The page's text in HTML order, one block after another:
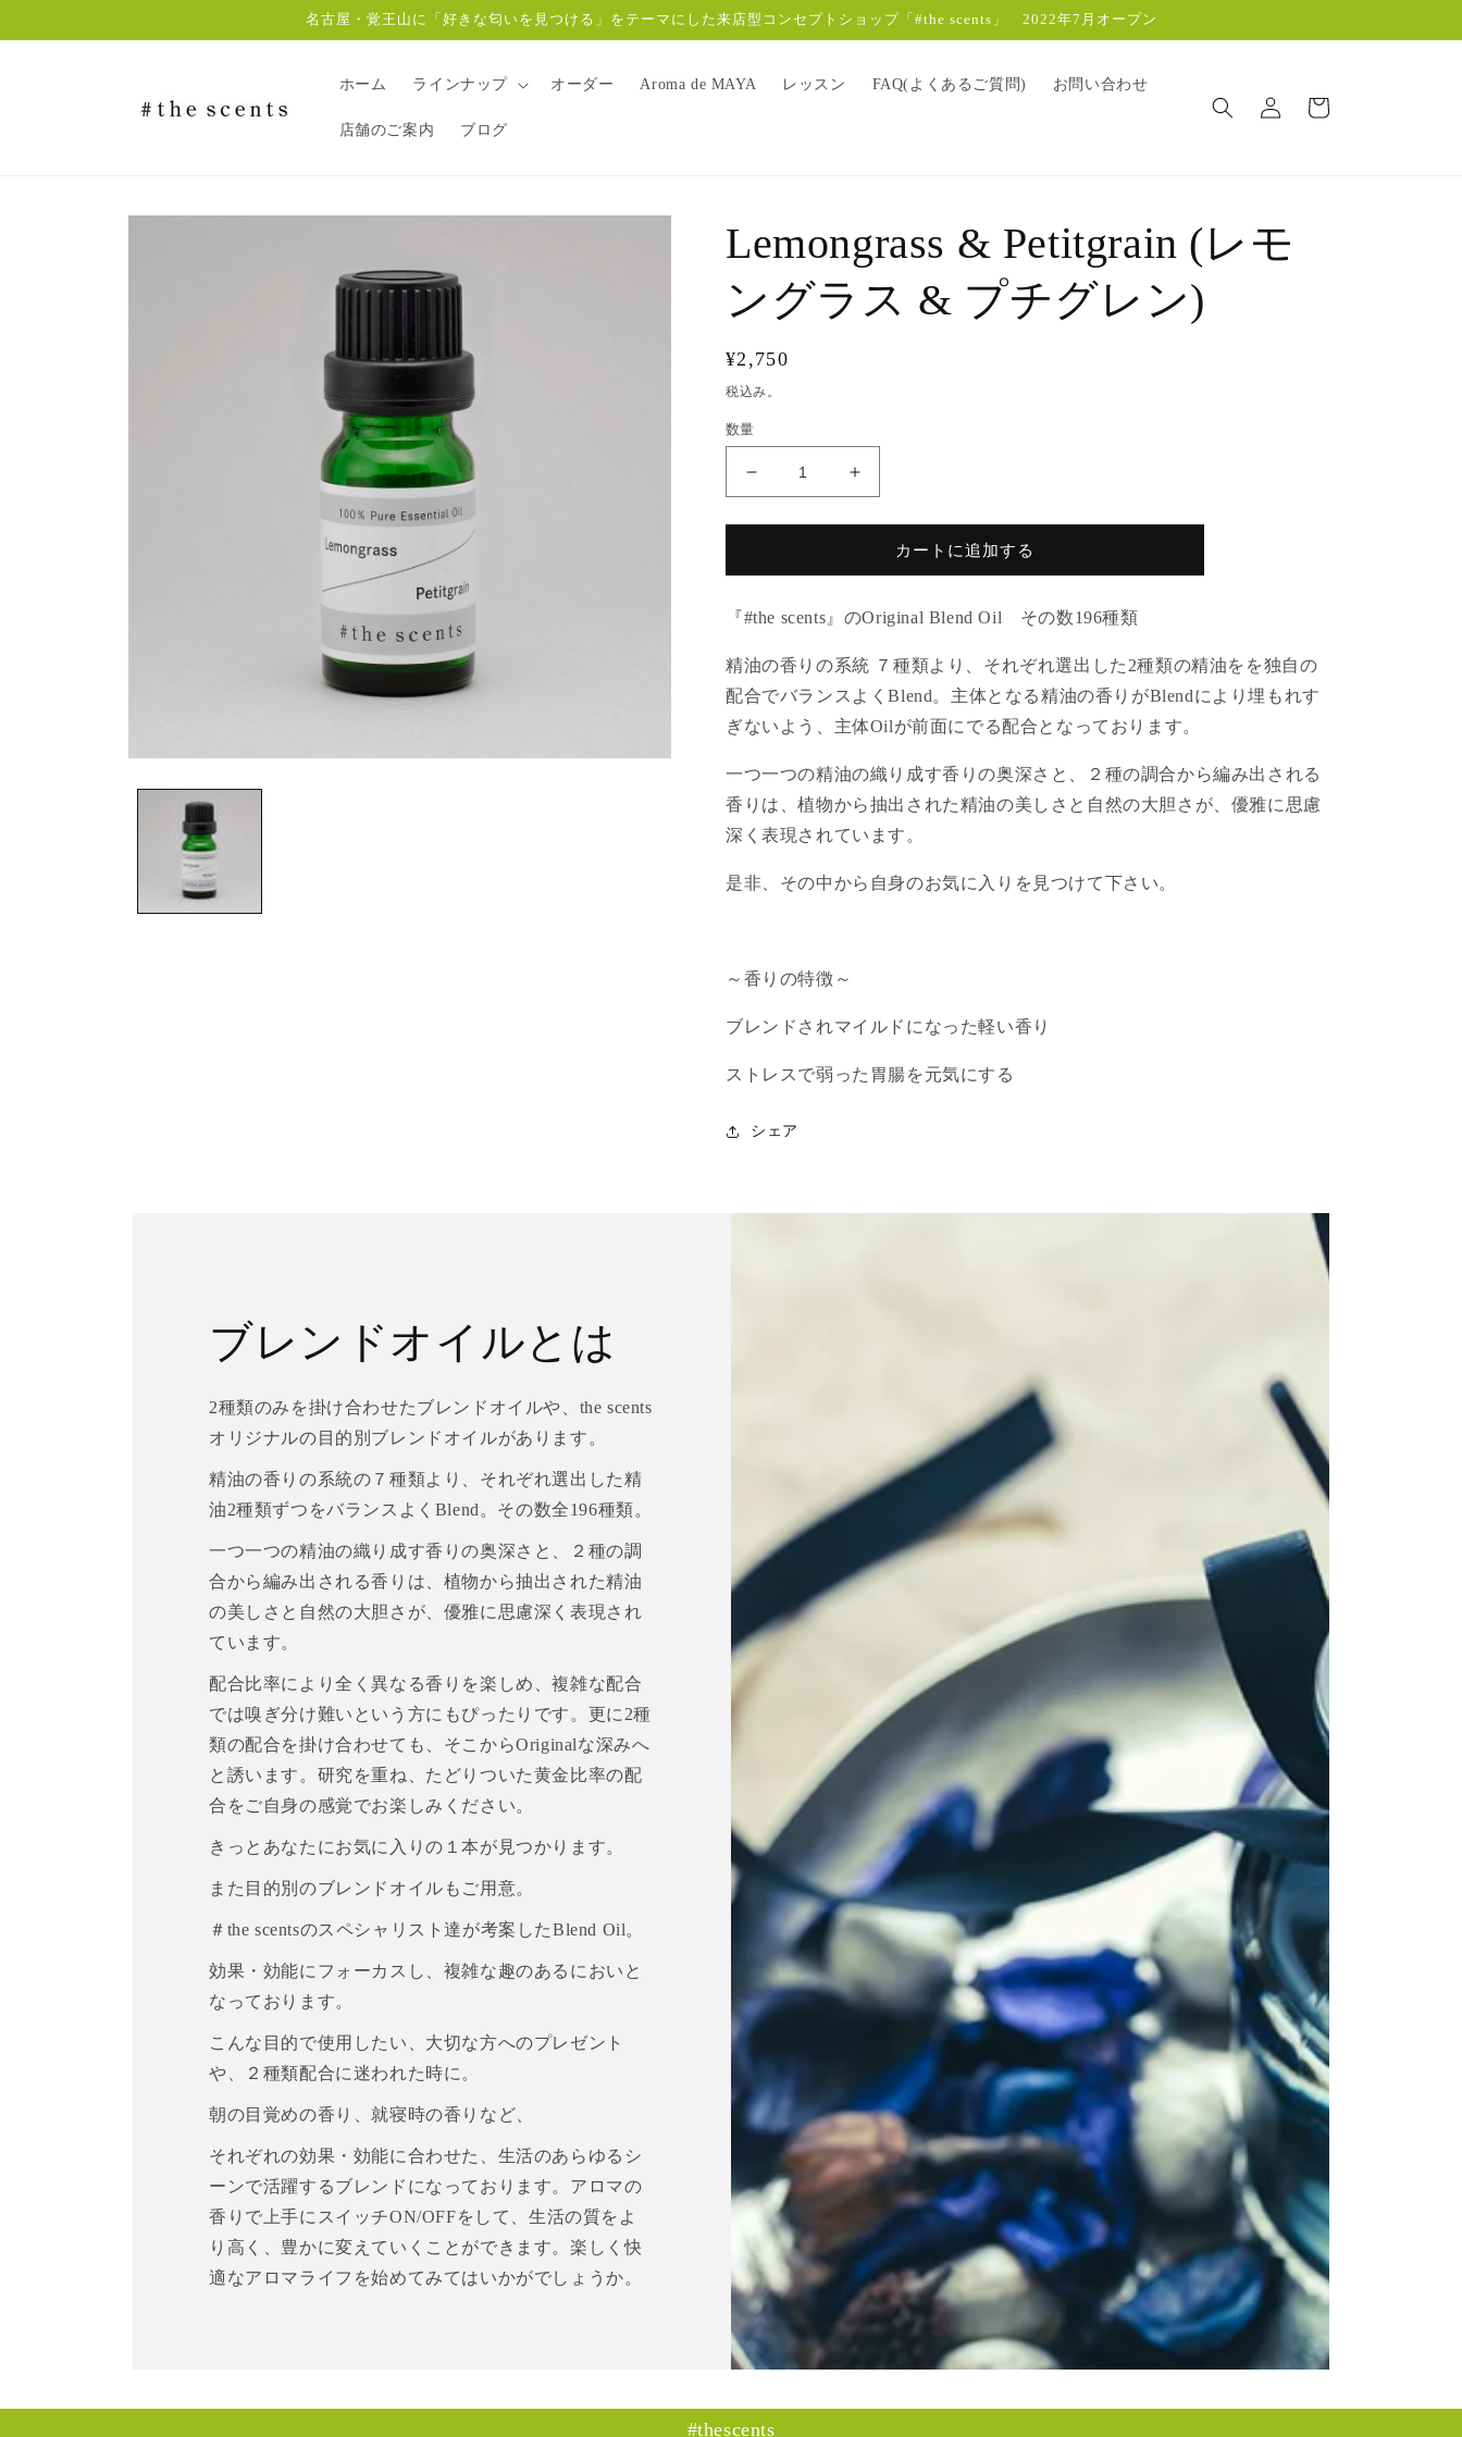
進む
名古屋・覚王山に「好きな匂いを見つける」をテーマにした来店型コンセプトショップ「#the scents」 2022年7月オープン
ホーム ラインナップ オーダー Aroma de MAYA レッスン FAQ(よくあるご質問) お問い合わせ
店舗のご案内 ブログ
グ
イ
ー
商品情
ー
Lemongrass & Petitgrain (レモ
ングラス & プチグレン)
通
常
価
格
¥2,750
税込み。
数量
Lemongrass
&amp;
Petitgrain
モ
グ
ラ
ス
&amp;
プ
グ
レ
ン)
数
減
ら
す
Lemongrass
&amp;
Petitgrain
モ
グ
ラ
&amp;
プ
グ
レ
ン)
数
す
カートに追加する
『#the scents 』のOriginal Blend Oil その数196種類
精油の香りの系統 ７種類より、それぞれ選出した 2種類の精油をを独自の
配合でバランスよくBlend。主体となる精油の香りがBlendにより埋もれす
ぎないよう、主体Oilが前面にでる配合となっております。
一つ一つの精油の織り成す香りの奥深さと、２種の調合から編み出される
香りは、植物から抽出された精油の美しさと自然の大胆さが、優雅に思慮
深く表現されています。
是非、その中から自身のお気に入りを見つけて下さい。
～香りの特徴～
ブレンドされマイルドになった軽い香り
ストレスで弱った胃腸を元気にする
シェア
ブレンドオイルとは
2種類のみを掛け合わせたブレンドオイルや、the scents
オリジナルの目的別ブレンドオイルがあります。
精油の香りの系統の７種類より、それぞれ選出した精
油2種類ずつをバランスよくBlend。その数全196種類。
一つ一つの精油の織り成す香りの奥深さと、２種の調
合から編み出される香りは、植物から抽出された精油
の美しさと自然の大胆さが、優雅に思慮深く表現され
ています。
配合比率により全く異なる香りを楽しめ、複雑な配合
では嗅ぎ分け難いという方にもぴったりです。更に2種
類の配合を掛け合わせても、そこからOriginalな深みへ
と誘います。研究を重ね、たどりついた黄金比率の配
合をご自身の感覚でお楽しみください。
きっとあなたにお気に入りの１本が見つかります。
また目的別のブレンドオイルもご用意。
＃the scentsのスペシャリスト達が考案したBlend Oil。
効果・効能にフォーカスし、複雑な趣のあるにおいと
なっております。
こんな目的で使用したい、大切な方へのプレゼント
や、２種類配合に迷われた時に。
朝の目覚めの香り、就寝時の香りなど、
それぞれの効果・効能に合わせた、生活のあらゆるシ
ーンで活躍するブレンドになっております。アロマの
香りで上手にスイッチON/OFFをして、生活の質をよ
り高く、豊かに変えていくことができます。楽しく快
適なアロマライフを始めてみてはいかがでしょうか。
#thescents